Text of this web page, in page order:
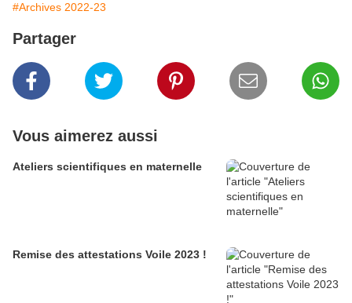
#Archives 2022-23
Partager
Vous aimerez aussi
Ateliers scientifiques en maternelle
Remise des attestations Voile 2023 !